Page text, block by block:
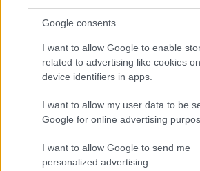
Google consents
I want to allow Google to enable
related to advertising like cookies
device identifiers in apps.
I want to allow my user data to be
Google for online advertising
I want to allow Google to send me
personalized advertising.
Sicurezza nello sci alpinismo:
pianificare e usare ARTVA
Marco Tessari · 28 Lug 2026